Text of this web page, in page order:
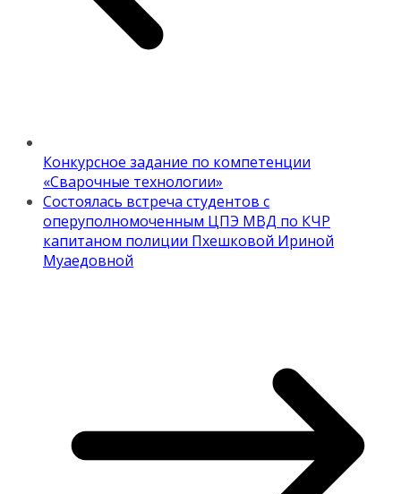
Конкурсное задание по компетенции
«Сварочные технологии»
Состоялась встреча студентов с
оперуполномоченным ЦПЭ МВД по КЧР
капитаном полиции Пхешковой Ириной
Муаедовной